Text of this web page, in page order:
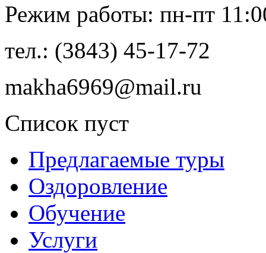
Режим работы: пн-пт
тел.: (3843) 45-17-72
makha6969@mail.ru
Список пуст
Предлагаемые туры
Оздоровление
Обучение
Услуги